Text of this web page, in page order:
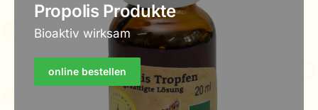
Propolis Produkte
Bioaktiv wirksam
online bestellen